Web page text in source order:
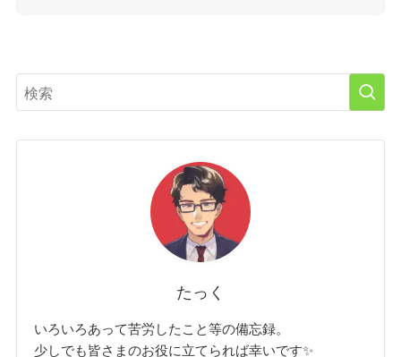
たっく
いろいろあって苦労したこと等の備忘録。
少しでも皆さまのお役に立てられば幸いです✨